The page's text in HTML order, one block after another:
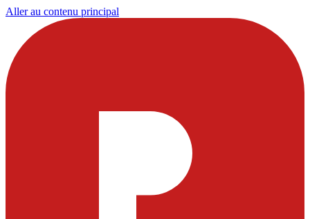
Aller au contenu principal